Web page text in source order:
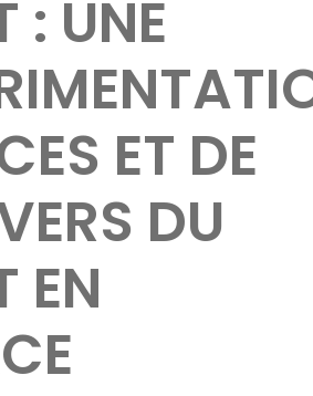
: UNE
ET DE
DU
EN